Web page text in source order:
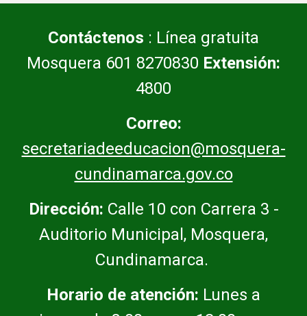
Contáctenos : Línea gratuita
Mosquera 601 8270830 Extensión:
4800
Correo:
secretariadeeducacion@mosquera-
cundinamarca.gov.co
Dirección: Calle 10 con Carrera 3 -
Auditorio Municipal, Mosquera,
Cundinamarca.
Horario de atención: Lunes a